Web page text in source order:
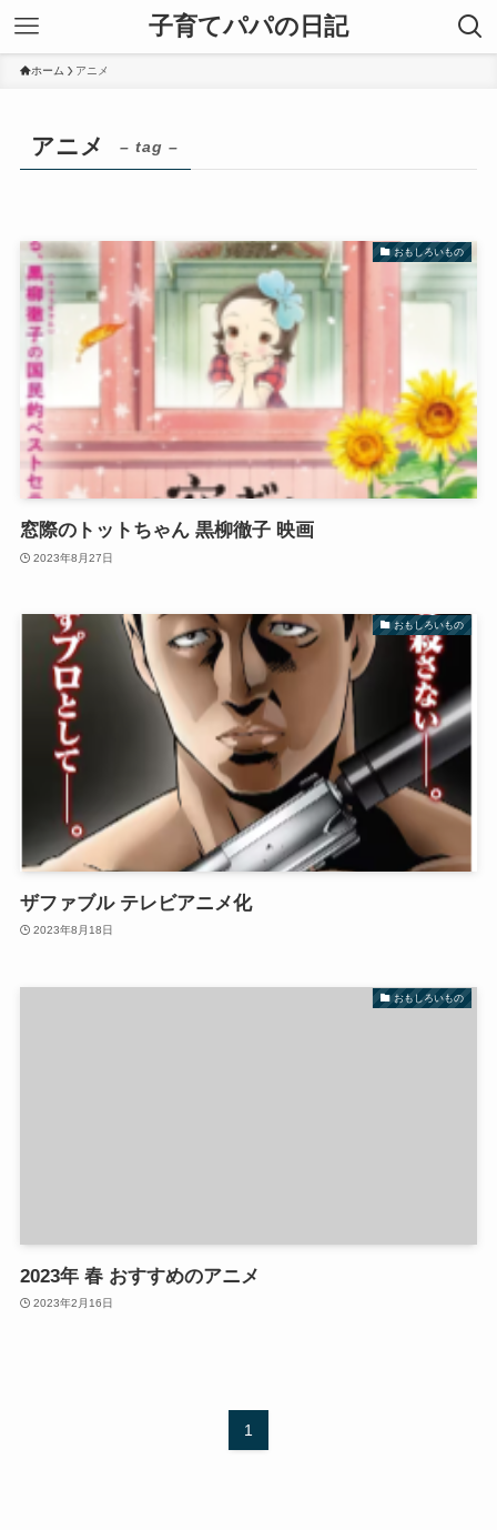
子育てパパの日記
ホーム アニメ
アニメ – tag –
おもしろいもの
窓際のトットちゃん 黒柳徹子 映画
2023年8月27日
おもしろいもの
ザファブル テレビアニメ化
2023年8月18日
おもしろいもの
2023年 春 おすすめのアニメ
2023年2月16日
1